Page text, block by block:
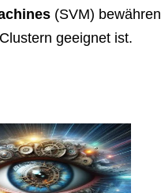
(SVM) bewähren
geeignet ist.